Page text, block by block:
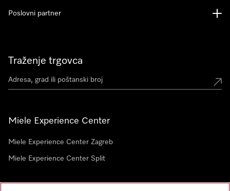
Traženje trgovca
Miele Experience Center
Miele Experience Center Zagreb
Miele Experience Center Split
Poslovni partner